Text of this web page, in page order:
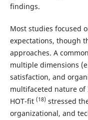
findings.
Most studies focused
expectations, though
approaches. A
multiple dimensions
satisfaction, and
multifaceted nature of
HOT-fit (18)stressed
organizational, and